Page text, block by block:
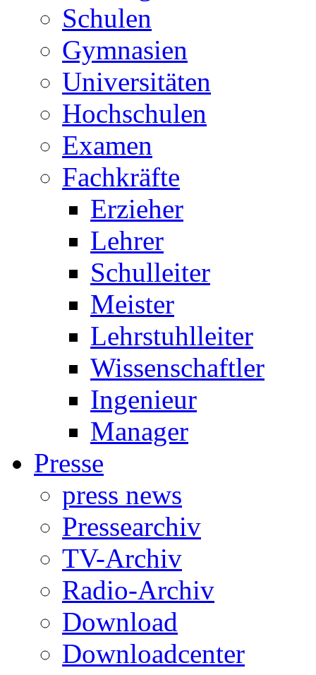
Schulen
Gymnasien
Universitäten
Hochschulen
Examen
Fachkräfte
Erzieher
Lehrer
Schulleiter
Meister
Lehrstuhlleiter
Wissenschaftler
Ingenieur
Manager
Presse
press news
Pressearchiv
TV-Archiv
Radio-Archiv
Download
Downloadcenter